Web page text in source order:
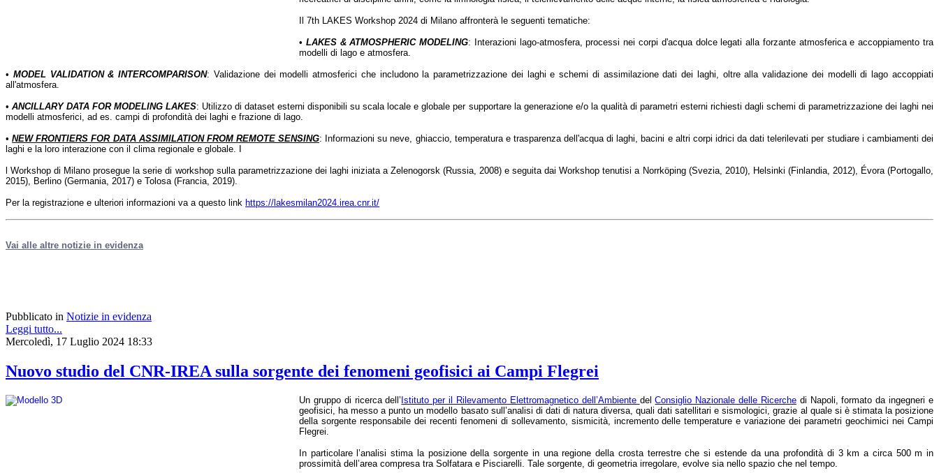
Il 7th LAKES Workshop 2024 di Milano affronterà le seguenti tematiche:
• LAKES & ATMOSPHERIC MODELING: Interazioni lago-atmosfera, processi nei corpi d'acqua dolce legati alla forzante atmosferica e accoppiamento tra
modelli di lago e atmosfera.
• MODEL VALIDATION & INTERCOMPARISON: Validazione dei modelli atmosferici che includono la parametrizzazione dei laghi e schemi di assimilazione dati dei laghi, oltre alla validazione dei modelli di lago accoppiati
all'atmosfera.
•ANCILLARY DATA FOR MODELING LAKES: Utilizzo di dataset esterni disponibili su scala locale e globale per supportare la generazione e/o la qualità di parametri esterni richiesti dagli schemi di parametrizzazione dei laghi nei
modelli atmosferici, ad es. campi di profondità dei laghi e frazione di lago.
•NEW FRONTIERS FOR DATA ASSIMILATION FROM REMOTE SENSING: Informazioni su neve, ghiaccio, temperatura e trasparenza dell'acqua di laghi, bacini e altri corpi idrici da dati telerilevati per studiare i cambiamenti dei
laghi e la loro interazione con il clima regionale e globale. I
l Workshop di Milano prosegue la serie di workshop sulla parametrizzazione dei laghi iniziata a Zelenogorsk (Russia, 2008) e seguita dai Workshop tenutisi a Norrköping (Svezia, 2010), Helsinki (Finlandia, 2012), Évora (Portogallo,
2015), Berlino (Germania, 2017) e Tolosa (Francia, 2019).
Per la registrazione e ulteriori informazioni va a questo link https://lakesmilan2024.irea.cnr.it/
Vai alle altre notizie in evidenza
Pubblicato in Notizie in evidenza
Leggi tutto...
Mercoledì, 17 Luglio 2024 18:33
Nuovo studio del CNR-IREA sulla sorgente dei fenomeni geofisici ai Campi Flegrei
Un gruppo di ricerca dell’ Istituto per il Rilevamento Elettromagnetico dell’Ambiente delConsiglio Nazionale delle Ricerchedi Napoli, formato da ingegneri e
geofisici, ha messo a punto un modello basato sull’analisi di dati di natura diversa, quali dati satellitari e sismologici, grazie al quale si è stimata la posizione
della sorgente responsabile dei recenti fenomeni di sollevamento, sismicità, incremento delle temperature e variazione dei parametri geochimici nei Campi
Flegrei.
In particolare l’analisi stima la posizione della sorgente in una regione della crosta terrestre che si estende da una profondità di 3 km a circa 500 m in
prossimità dell’area compresa tra Solfatara e Pisciarelli. Tale sorgente, di geometria irregolare, evolve sia nello spazio che nel tempo.